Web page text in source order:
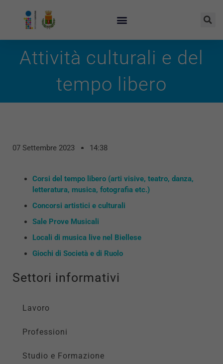
Attività culturali e del
tempo libero
07 Settembre 2023 14:38
Corsi del tempo libero (arti visive, teatro, danza,
letteratura, musica, fotografia etc.)
Concorsi artistici e culturali
Sale Prove Musicali
Locali di musica live nel Biellese
Giochi di Società e di Ruolo
Settori informativi
Lavoro
Professioni
Studio e Formazione